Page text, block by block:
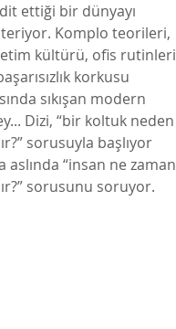
ettiği bir dünyayı
Komplo teorileri,
kültürü, ofis rutinleri
korkusu
sıkışan modern
Dizi, “bir koltuk neden
sorusuyla başlıyor
aslında “insan ne zaman
sorusunu soruyor.